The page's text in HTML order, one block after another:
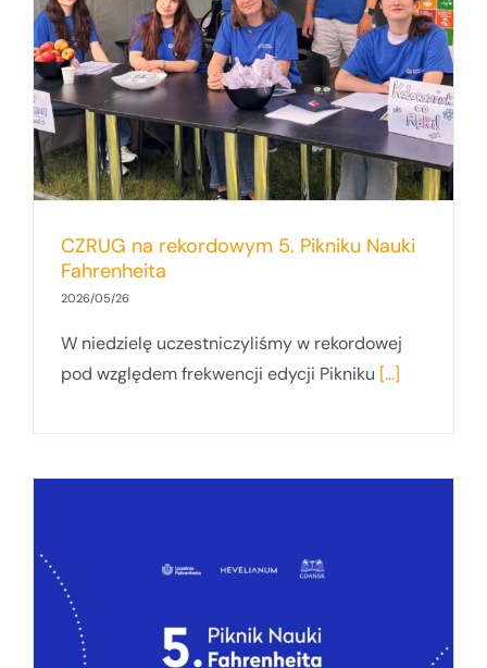
CZRUG na rekordowym 5. Pikniku Nauki
Fahrenheita
2026/05/26
W niedzielę uczestniczyliśmy w rekordowej
pod względem frekwencji edycji Pikniku [...]